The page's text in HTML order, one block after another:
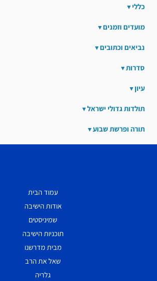
כללי
מועדים וזמנים
נביאים וכתובים
סדרות
עיון
תולדות גדולי ישראל
תורה ופרשת שבוע
עמוד הבית
אודות הישיבה
שמיניסטים
תוכניות הישיבה
מבית מדרשנו
שאל את הרב
גלריה